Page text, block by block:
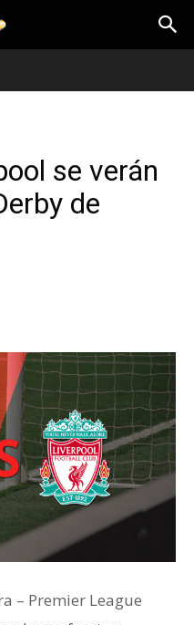
se verán
de
– Premier League